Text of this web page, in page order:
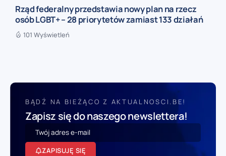
Rząd federalny przedstawia nowy plan na rzecz
osób LGBT+ – 28 priorytetów zamiast 133 działań
101 Wyświetleń
BĄDŹ NA BIEŻĄCO Z AKTUALNOSCI.BE!
Zapisz się do naszego newslettera!
ZAPISUJĘ SIĘ